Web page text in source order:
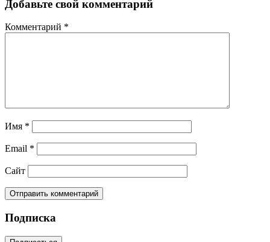
Добавьте свой комментарий
Комментарий *
Имя *
Email *
Сайт
Подписка